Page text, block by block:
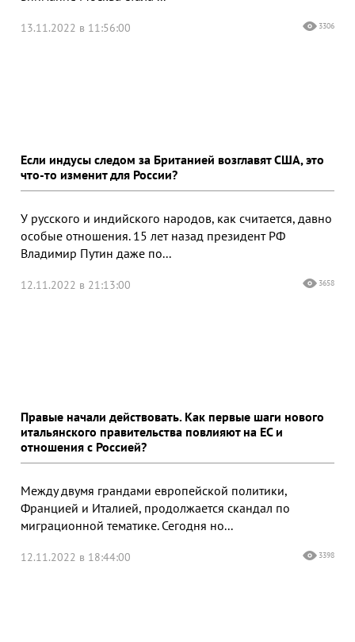
13.11.2022 в 11:56:00 3306
Если индусы следом за Британией возглавят США, это
что-то изменит для России?
У русского и индийского народов, как считается, давно
особые отношения. 15 лет назад президент РФ
Владимир Путин даже по...
12.11.2022 в 21:13:00 3658
Правые начали действовать. Как первые шаги нового
итальянского правительства повлияют на ЕС и
отношения с Россией?
Между двумя грандами европейской политики,
Францией и Италией, продолжается скандал по
миграционной тематике. Сегодня но...
12.11.2022 в 18:44:00 3398